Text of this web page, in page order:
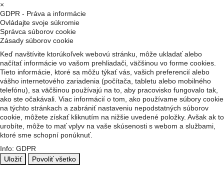
×
GDPR - Práva a informácie
Ovládajte svoje súkromie
Správca súborov cookie
Zásady súborov cookie
Keď navštívite ktorúkoľvek webovú stránku, môže ukladať alebo
načítať informácie vo vašom prehliadači, väčšinou vo forme cookies.
Tieto informácie, ktoré sa môžu týkať vás, vašich preferencií alebo
vášho internetového zariadenia (počítača, tabletu alebo mobilného
telefónu), sa väčšinou používajú na to, aby pracovisko fungovalo tak,
ako ste očakávali. Viac informácií o tom, ako používame súbory cookie
na týchto stránkach a zabrániť nastaveniu nepodstatných súborov
cookie, môžete získať kliknutím na nižšie uvedené položky. Avšak ak to
urobíte, môže to mať vplyv na vaše skúsenosti s webom a službami,
ktoré sme schopní ponúknuť.
Info: GDPR
Uložiť
Povoliť všetko